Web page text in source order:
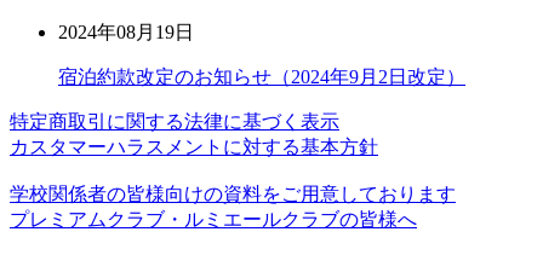
2024年08月19日
宿泊約款改定のお知らせ（2024年9月2日改定）
特定商取引に関する法律に基づく表示
カスタマーハラスメントに対する基本方針
学校関係者の皆様向けの資料をご用意しております
プレミアムクラブ・ルミエールクラブの皆様へ